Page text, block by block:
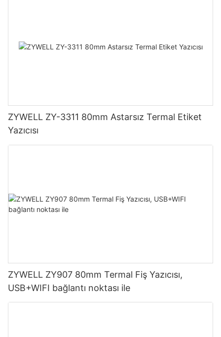
ZYWELL ZY-3311 80mm Astarsız Termal Etiket
Yazıcısı
ZYWELL ZY907 80mm Termal Fiş Yazıcısı,
USB+WIFI bağlantı noktası ile